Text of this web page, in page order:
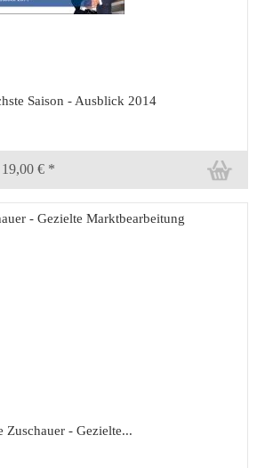
Saison - Ausblick 2014
19,00 € *
Zuschauer - Gezielte...